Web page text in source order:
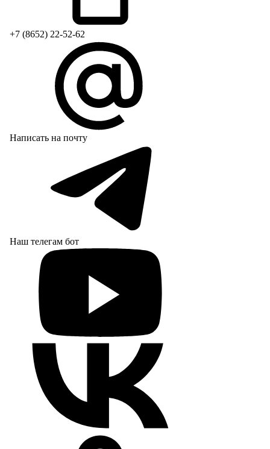
+7 (8652) 22-52-62
Написать на почту
Наш телегам бот